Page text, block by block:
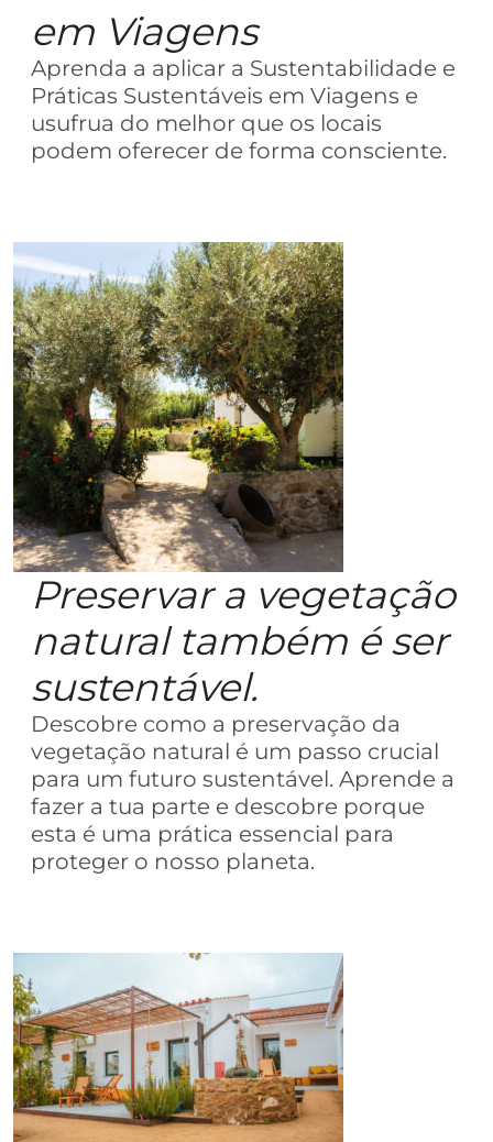
em Viagens
Aprenda a aplicar a Sustentabilidade e
Práticas Sustentáveis em Viagens e
usufrua do melhor que os locais
podem oferecer de forma consciente.
Preservar a vegetação
natural também é ser
sustentável.
Descobre como a preservação da
vegetação natural é um passo crucial
para um futuro sustentável. Aprende a
fazer a tua parte e descobre porque
esta é uma prática essencial para
proteger o nosso planeta.